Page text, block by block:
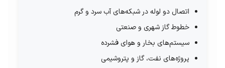
اتصال دو لوله در شبکه‌های آب سرد و گرم
خطوط گاز شهری و صنعتی
سیستم‌های بخار و هوای فشرده
پروژه‌های نفت، گاز و پتروشیمی